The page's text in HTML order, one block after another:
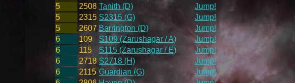
5
2508 Tanith (D)
Jump!
5
2315 S2315 (G)
Jump!
5
2607 Barrington (D)
Jump!
6
109 S109 (Zarushagar / A)
Jump!
6
115 S115 (Zarushagar / E)
Jump!
6
2718 S2718 (H)
Jump!
6
2115 Guardian (G)
Jump!